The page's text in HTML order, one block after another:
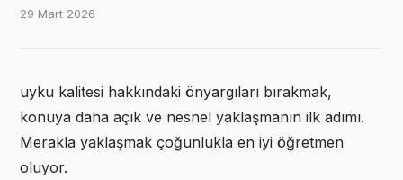
29 Mart 2026
uyku kalitesi hakkındaki önyargıları bırakmak,
konuya daha açık ve nesnel yaklaşmanın ilk adımı.
Merakla yaklaşmak çoğunlukla en iyi öğretmen
oluyor.